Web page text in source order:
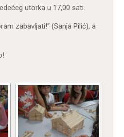
utorka u 17,00 sati.
zabavljati!“ (Sanja Pilić), a